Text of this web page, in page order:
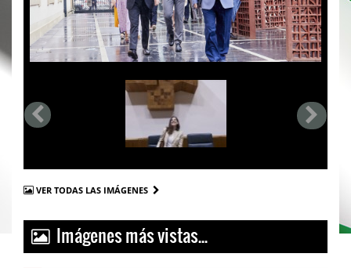
VER TODAS LAS IMÁGENES
Imágenes más vistas...